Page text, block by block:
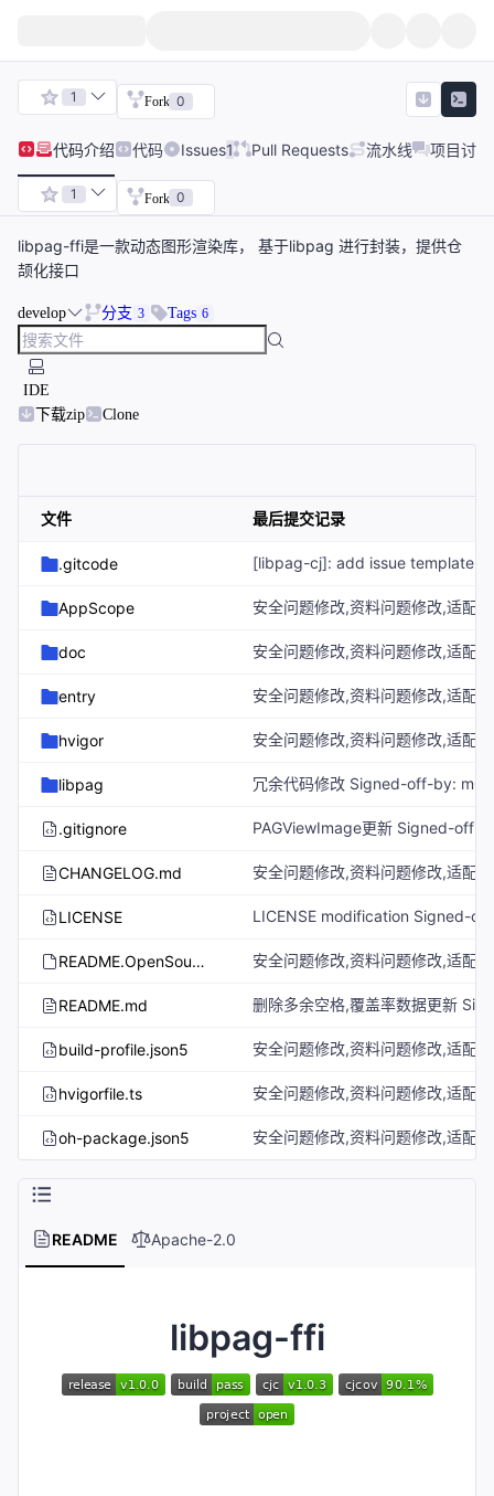
1 Fork 0
代码介绍 代码 Issues1 Pull Requests 流水线 项目讨论
1 Fork 0
libpag-ffi是一款动态图形渲染库， 基于libpag 进行封装，提供仓
颉化接口
develop 分支 3 Tags 6
IDE
下载zip
Clone
文件 最后提交记录
.gitcode
AppScope
doc
entry
hvigor
libpag
.gitignore
CHANGELOG.md
LICENSE
README.OpenSource
README.md
build-profile.json5
hvigorfile.ts
oh-package.json5
README Apache-2.0
libpag-ffi